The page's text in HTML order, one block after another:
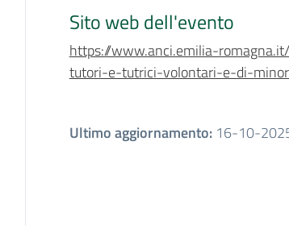
Sito web dell'evento
https://www.anci.emilia-
tutori-e-tutrici-volontari-e-di-
Ultimo aggiornamento: 16-10-